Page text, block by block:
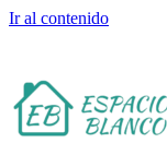
Ir al contenido